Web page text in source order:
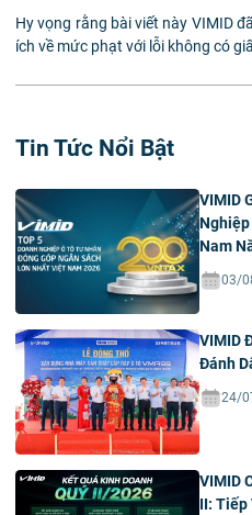
Hy vọng rằng bài viết này VIMID
ích về mức phạt với lỗi không có
Tin Tức Nổi Bật
VIMID
Nghiệp
Nam
03/
VIMID
Đánh
24/
VIMID
II: Tiếp